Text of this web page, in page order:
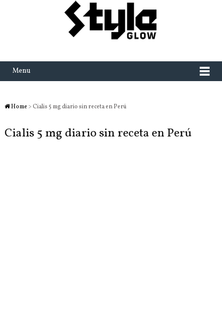
Menu
Home > Cialis 5 mg diario sin receta en Perú
Cialis 5 mg diario sin receta en Perú